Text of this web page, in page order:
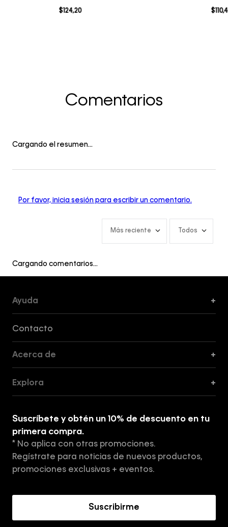
$124,20 $110,
Comentarios
Cargando el resumen…
Por favor, inicia sesión para escribir un comentario.
Más reciente Todos
Cargando comentarios…
Ayuda +
Contacto
Acerca de +
Tiendas
Aviso de privacidad
Términos y Condiciones
Explora +
Suscríbete y obtén un 10% de descuento en tu
primera compra.
* No aplica con otras promociones.
Regístrate para noticias de nuevos productos,
promociones exclusivas + eventos.
Suscribirme